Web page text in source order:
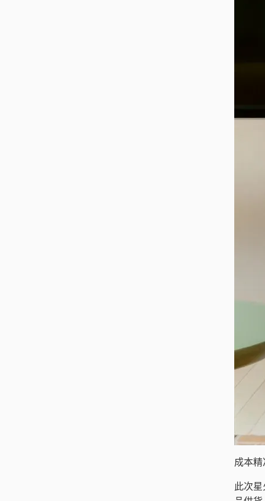
成本
此次